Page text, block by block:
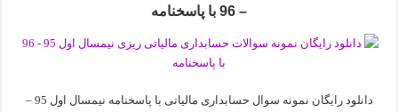
– 96 با پاسخنامه
دانلود رایگان نمونه سوال حسابداری مالیاتی با پاسخنامه نیمسال اول 95 –